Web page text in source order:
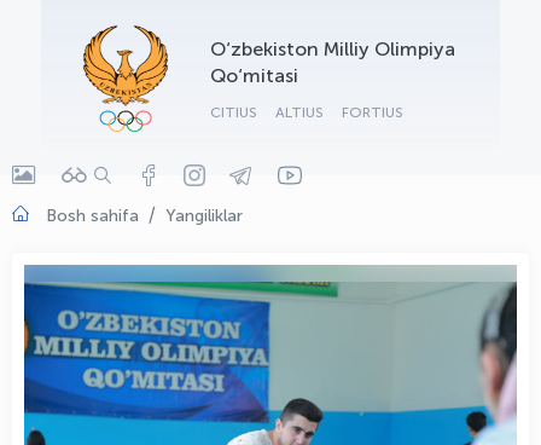
O‘zbekiston Milliy Olimpiya
Qo‘mitasi
CITIUS ALTIUS FORTIUS
Bosh sahifa Yangiliklar
OLYMPCHIK AI - yordamchi
Onlayn · olympic.uz